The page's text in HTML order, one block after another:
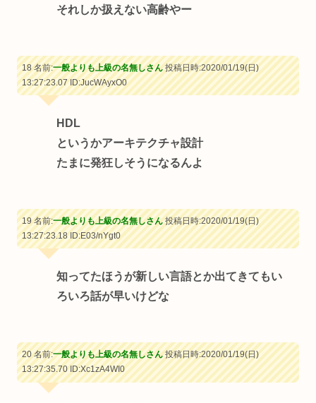
それしか扱えない高齢やー
18 名前:一般よりも上級の名無しさん投稿日時:2020/01/19(日)
13:27:23.07ID:JucWAyxO0
HDL
というかアーキテクチャ設計
たまに発狂しそうになるんよ
19 名前:一般よりも上級の名無しさん投稿日時:2020/01/19(日)
13:27:23.18ID:E03/nYgt0
知ってたほうが新しい言語とか出てきてもい
ろいろ話が早いけどな
20 名前:一般よりも上級の名無しさん投稿日時:2020/01/19(日)
13:27:35.70ID:Xc1zA4WI0